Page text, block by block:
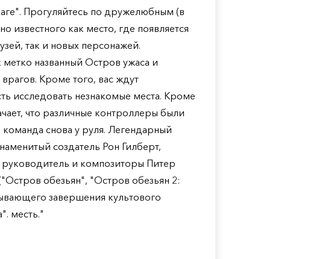
Прогуляйтесь по дружелюбным (в
известного как место, где появляется
так и новых персонажей.
метко названный Остров ужаса и
Кроме того, вас ждут
исследовать незнакомые места. Кроме
что различные контроллеры были
снова у руля. Легендарный
создатель Рон Гилберт,
и композиторы Питер
обезьян", "Остров обезьян 2:
завершения культового
месть."